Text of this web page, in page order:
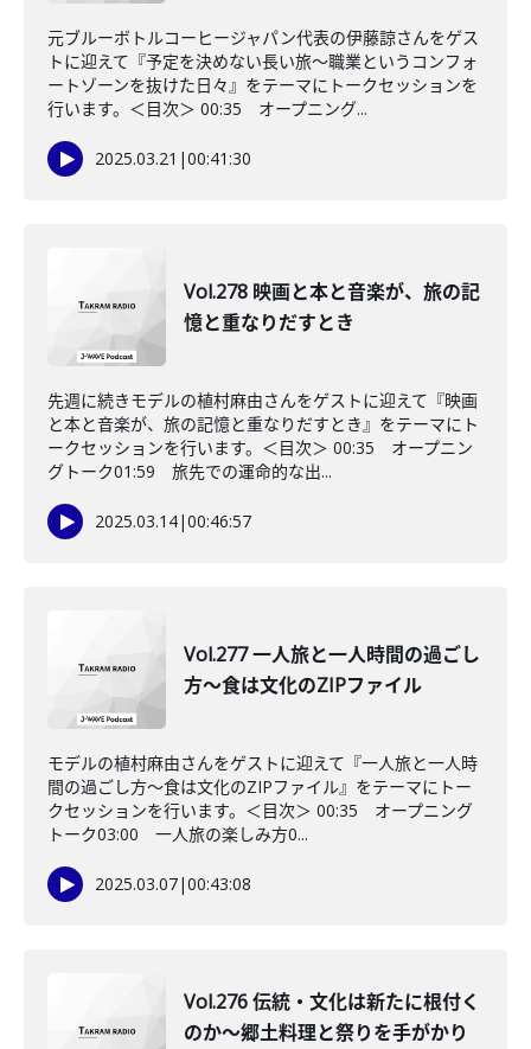
元ブルーボトルコーヒージャパン代表の伊藤諒さんをゲス
トに迎えて『予定を決めない長い旅〜職業というコンフォ
ートゾーンを抜けた日々』をテーマにトークセッションを
行います。＜目次＞ 00:35 オープニング...
2025.03.21 |00:41:30
Vol.278 映画と本と音楽が、旅の記
憶と重なりだすとき
先週に続きモデルの植村麻由さんをゲストに迎えて『映画
と本と音楽が、旅の記憶と重なりだすとき』をテーマにト
ークセッションを行います。＜目次＞ 00:35 オープニン
グトーク01:59 旅先での運命的な出...
2025.03.14|00:46:57
Vol.277 一人旅と一人時間の過ごし
方～食は文化のZIPファイル
モデルの植村麻由さんをゲストに迎えて『一人旅と一人時
間の過ごし方～食は文化のZIPファイル』をテーマにトー
クセッションを行います。＜目次＞ 00:35 オープニング
トーク03:00 一人旅の楽しみ方0...
2025.03.07|00:43:08
Vol.276 伝統・文化は新たに根付く
のか～郷土料理と祭りを手がかり